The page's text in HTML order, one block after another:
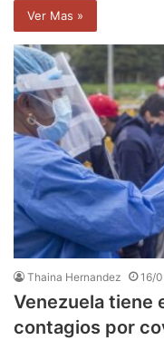
Ver Mas »
Thaina Hernandez 16/
Venezuela tiene
contagios por